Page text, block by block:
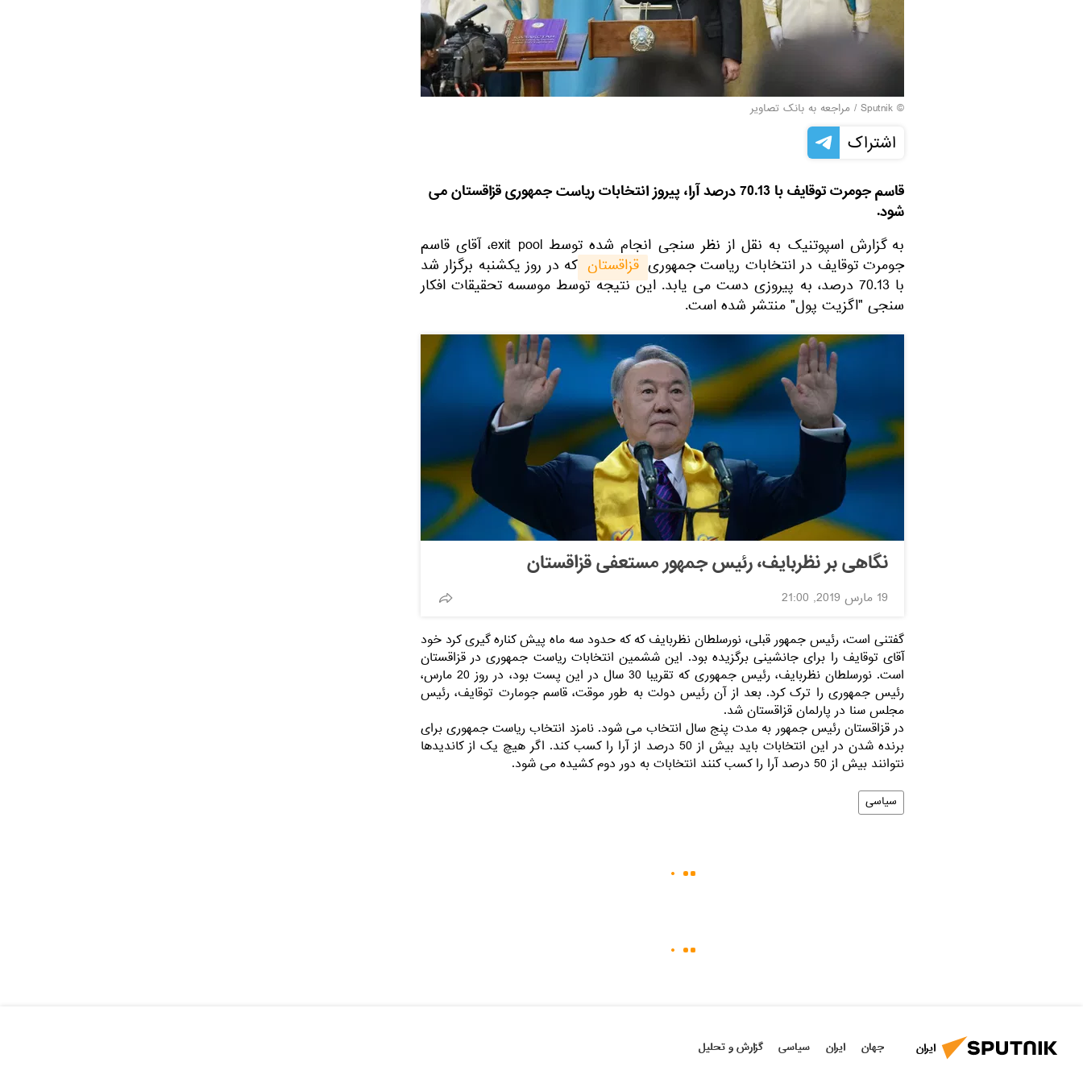
© Sputnik
/ مراجعه به بانک تصاویر
اشتراک
قاسم جومرت توقایف با 70.13 درصد آرا، پیروز انتخابات ریاست جمهوری قزاقستان می
شود.
به گزارش اسپوتنیک به نقل از نظر سنجی انجام شده توسط exit pool، آقای قاسم
جومرت توقایف در انتخابات ریاست جمهوری قزاقستان که در روز یکشنبه برگزار شد
با 70.13 درصد، به پیروزی دست می یابد. این نتیجه توسط موسسه تحقیقات افکار
سنجی "اگزیت پول" منتشر شده است.
نگاهی بر نظربایف، رئیس جمهور مستعفی قزاقستان
19 مارس 2019, 21:00
گفتنی است، رئیس جمهور قبلی، نورسلطان نظربایف که که حدود سه ماه پیش کناره گیری کرد خود
آقای توقایف را برای جانشینی برگزیده بود. این ششمین انتخابات ریاست جمهوری در قزاقستان
است. نورسلطان نظربایف، رئیس جمهوری که تقریبا 30 سال در این پست بود، در روز 20 مارس،
رئیس جمهوری را ترک کرد. بعد از آن رئیس دولت به طور موقت، قاسم جومارت توقایف، رئیس
مجلس سنا در پارلمان قزاقستان شد.
در قزاقستان رئیس جمهور به مدت پنج سال انتخاب می شود. نامزد انتخاب ریاست جمهوری برای
برنده شدن در این انتخابات باید بیش از 50 درصد از آرا را کسب کند. اگر هیچ یک از کاندیدها
نتوانند بیش از 50 درصد آرا را کسب کنند انتخابات به دور دوم کشیده می شود.
سیاسی
ایران جهان ایران سیاسی گزارش و تحلیل